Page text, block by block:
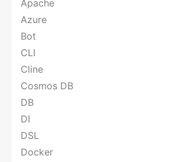
Apache
Azure
Bot
CLI
Cline
Cosmos DB
DB
DI
DSL
Docker